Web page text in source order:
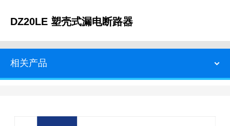
DZ20LE 塑壳式漏电断路器
相关产品